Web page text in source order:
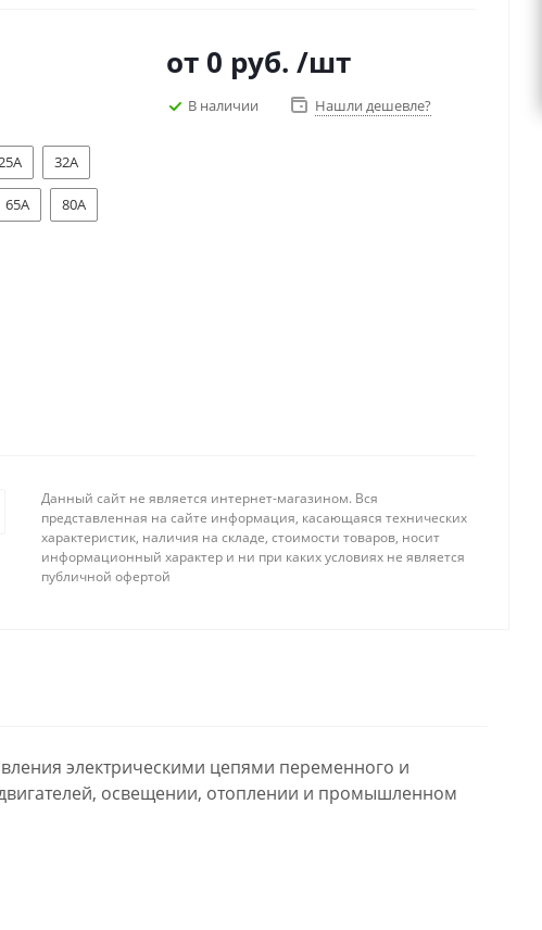
32A
65A 80A
от 0 руб. /шт
В наличии Нашли дешевле?
Данный сайт не является интернет-магазином. Вся
представленная на сайте информация, касающаяся технических
характеристик, наличия на складе, стоимости товаров, носит
информационный характер и ни при каких условиях не является
публичной офертой
электрическими цепями переменного и
освещении, отоплении и промышленном